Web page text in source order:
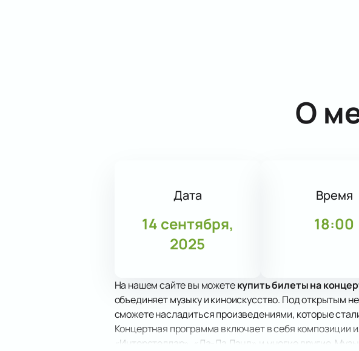
О
Дата
14 сентября,
2025
Время
18:00
На нашем сайте вы можетекупить билеты на
объединяет музыку и киноискусство. Под открытым
сможете насладиться произведениями, которые
Концертная программа включает в себя композиции
«Интерстеллар», «Ла-Ла Лэнд» и многие другие.